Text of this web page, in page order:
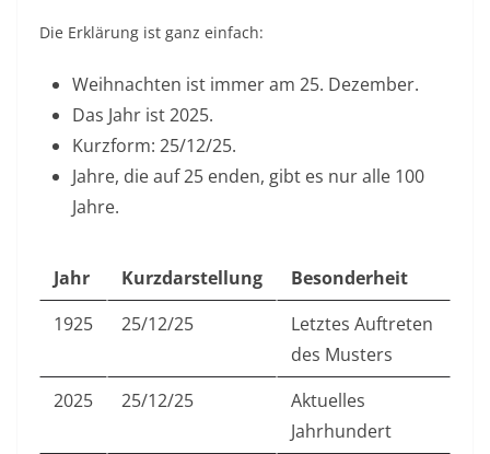
Die Erklärung ist ganz einfach:
Weihnachten ist immer am 25. Dezember.
Das Jahr ist 2025.
Kurzform: 25/12/25.
Jahre, die auf 25 enden, gibt es nur alle 100
Jahre.
Jahr Kurzdarstellung
Besonderheit
1925
25/12/25
Letztes Auftreten
des Musters
2025
25/12/25
Aktuelles
Jahrhundert